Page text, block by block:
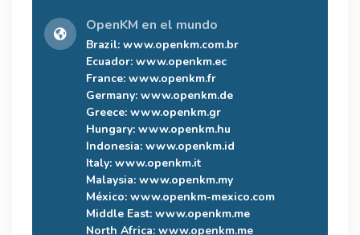
OpenKM en el mundo
Brazil: www.openkm.com.br
Ecuador: www.openkm.ec
France: www.openkm.fr
Germany: www.openkm.de
Greece: www.openkm.gr
Hungary: www.openkm.hu
Indonesia: www.openkm.id
Italy: www.openkm.it
Malaysia: www.openkm.my
México: www.openkm-mexico.com
Middle East: www.openkm.me
North Africa: www.openkm.me